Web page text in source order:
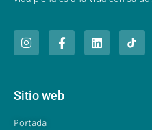
Sitio web
Portada